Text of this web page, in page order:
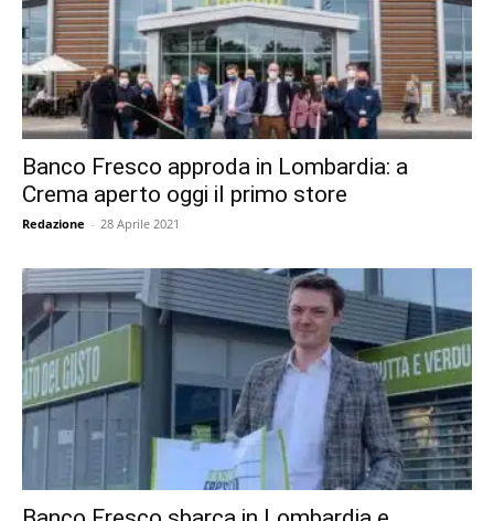
Banco Fresco approda in Lombardia: a
Crema aperto oggi il primo store
Redazione - 28 Aprile 2021